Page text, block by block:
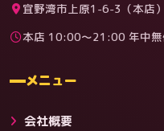
料金
宜野湾市上原1-6-3（本店）
本店 10:00〜21:00 年中
メニュー
会社概要